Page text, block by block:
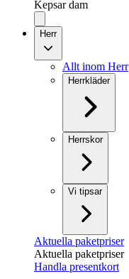
Kepsar dam
Herr
Allt inom Herr
Herrkläder
Herrskor
Vi tipsar
Aktuella paketpriser
Aktuella paketpriser
Handla presentkort